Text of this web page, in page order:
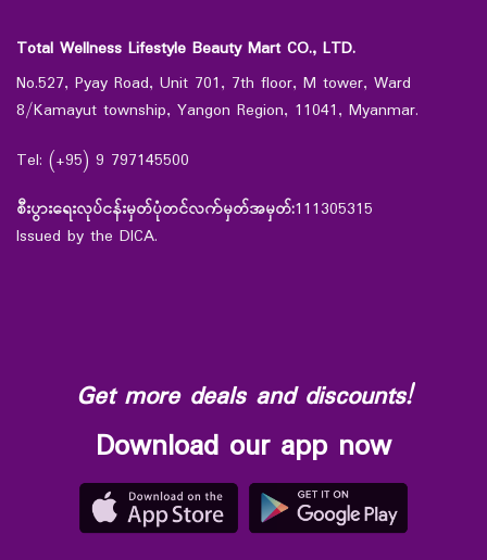
Total Wellness Lifestyle Beauty Mart CO., LTD.
No.527, Pyay Road, Unit 701, 7th floor, M tower, Ward
8/Kamayut township, Yangon Region, 11041, Myanmar.
Tel: (+95) 9 797145500
စီးပွားရေးလုပ်ငန်းမှတ်ပုံတင်လက်မှတ်အမှတ်:111305315
Issued by the DICA.
Get more deals and discounts!
Download our app now